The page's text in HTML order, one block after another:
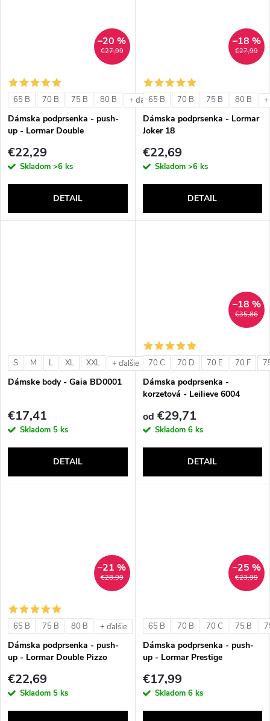
€27,99
–20 %
65 B 70 B 75 B 80 B + ďalšie
Dámska podprsenka - push-
up - Lormar Double
€22,29
Skladom >6 ks
DETAIL
€27,99
–18 %
65 B 70 B 75 B 80 B
Dámska podprsenka - Lormar
Joker 18
€22,69
Skladom >6 ks
DETAIL
S M L XL XXL + ďalšie
Dámske body - Gaia BD0001
€17,41
Skladom 5 ks
DETAIL
€35,86
–18 %
70 C 70 D 70 E 70 F
Dámska podprsenka -
korzetová - Leilieve 6004
od €29,71
Skladom 6 ks
DETAIL
€28,99
–21 %
65 B 75 B 80 B + ďalšie
Dámska podprsenka - push-
up - Lormar Double Pizzo
€22,69
Skladom 5 ks
€23,99
–25 %
65 B 70 B 70 C 75 B
Dámska podprsenka - push-
up - Lormar Prestige
€17,99
Skladom 6 ks